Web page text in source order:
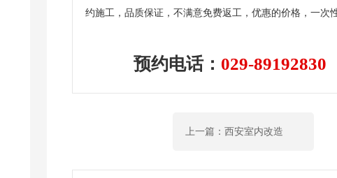
约施工，品质保证，不满意免费返工，优惠的价格，一次
预约电话： 029-89192830
上一篇：西安室内改造